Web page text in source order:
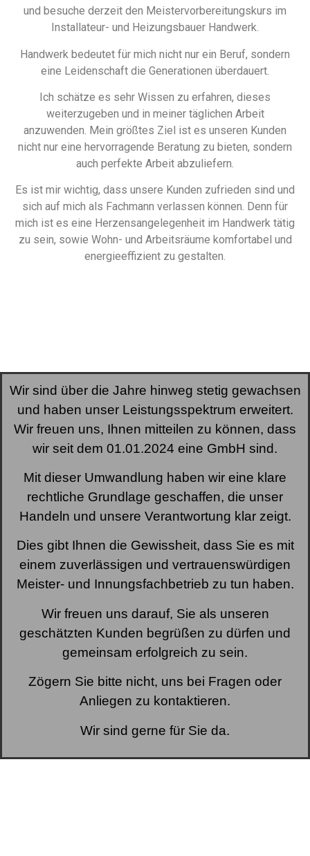
und besuche derzeit den Meistervorbereitungskurs im
Installateur- und Heizungsbauer Handwerk.
Handwerk bedeutet für mich nicht nur ein Beruf, sondern
eine Leidenschaft die Generationen überdauert.
Ich schätze es sehr Wissen zu erfahren, dieses
weiterzugeben und in meiner täglichen Arbeit
anzuwenden. Mein größtes Ziel ist es unseren Kunden
nicht nur eine hervorragende Beratung zu bieten, sondern
auch perfekte Arbeit abzuliefern.
Es ist mir wichtig, dass unsere Kunden zufrieden sind und
sich auf mich als Fachmann verlassen können. Denn für
mich ist es eine Herzensangelegenheit im Handwerk tätig
zu sein, sowie Wohn- und Arbeitsräume komfortabel und
energieeffizient zu gestalten.
Wir sind über die Jahre hinweg stetig gewachsen
und haben unser Leistungsspektrum erweitert.
Wir freuen uns, Ihnen mitteilen zu können, dass
wir seit dem 01.01.2024 eine GmbH sind.
Mit dieser Umwandlung haben wir eine klare
rechtliche Grundlage geschaffen, die unser
Handeln und unsere Verantwortung klar zeigt.
Dies gibt Ihnen die Gewissheit, dass Sie es mit
einem zuverlässigen und vertrauenswürdigen
Meister- und Innungsfachbetrieb zu tun haben.
Wir freuen uns darauf, Sie als unseren
geschätzten Kunden begrüßen zu dürfen und
gemeinsam erfolgreich zu sein.
Zögern Sie bitte nicht, uns bei Fragen oder
Anliegen zu kontaktieren.
Wir sind gerne für Sie da.